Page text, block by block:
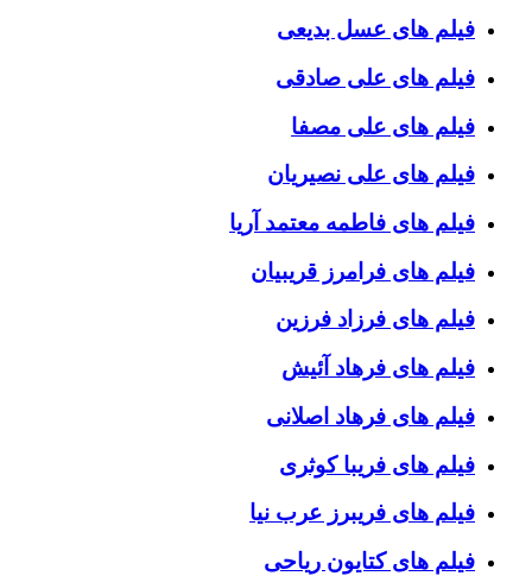
فیلم های عسل بدیعی
فیلم های علی صادقی
فیلم های علی مصفا
فیلم های علی نصیریان
فیلم های فاطمه معتمد آریا
فیلم های فرامرز قریبیان
فیلم های فرزاد فرزین
فیلم های فرهاد آئیش
فیلم های فرهاد اصلانی
فیلم های فریبا کوثری
فیلم های فریبرز عرب نیا
فیلم های کتایون ریاحی